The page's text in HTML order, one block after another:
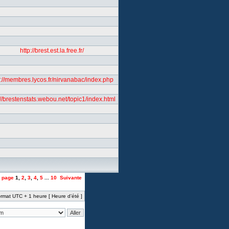
http://brest.est.la.free.fr/
membres.lycos.fr/nirvanabac/index.php
brestenstats.webou.net/topic1/index.html
page 1 2 3 4 5 10 Suivante
UTC + 1 heure [ Heure d’été ]